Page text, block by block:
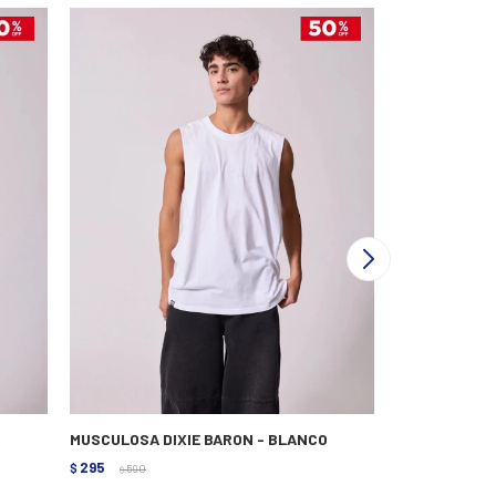
MUSCULOSA DIXIE BARON - BLANCO
$ 295 $ 590